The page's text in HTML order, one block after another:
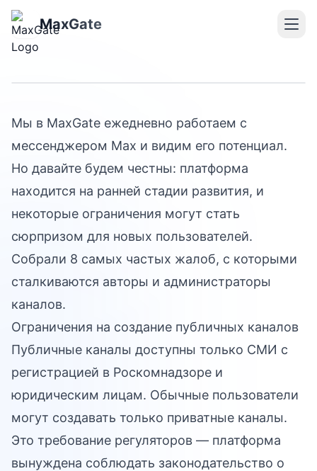
MaxGate
честно о минусах
платформы
Мы в MaxGate ежедневно работаем с
мессенджером Max и видим его потенциал.
Но давайте будем честны: платформа
находится на ранней стадии развития, и
некоторые ограничения могут стать
сюрпризом для новых пользователей.
Собрали 8 самых частых жалоб, с которыми
сталкиваются авторы и администраторы
каналов.
Ограничения на создание публичных каналов
Публичные каналы доступны только СМИ с
регистрацией в Роскомнадзоре и
юридическим лицам. Обычные пользователи
могут создавать только приватные каналы.
Это требование регуляторов — платформа
вынуждена соблюдать законодательство о